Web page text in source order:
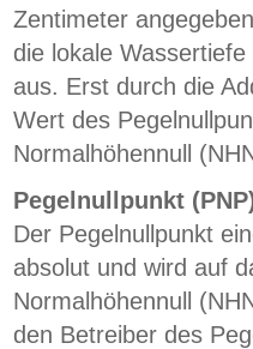
Zentimeter
die lokale
aus. Erst durch die
Wert des
Normalhöhennull
Pegelnullpunkt
Der Pegelnullpunkt
absolut und wird auf
Normalhöhennull
den Betreiber des